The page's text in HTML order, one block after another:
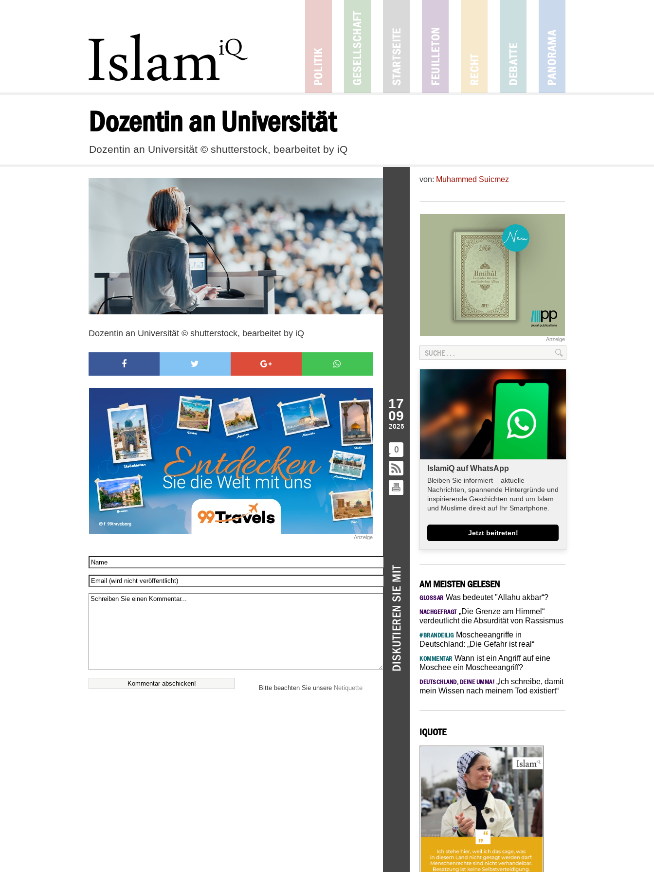
Dozentin an Universität
Dozentin an Universität © shutterstock, bearbeitet by iQ
17
09
2025
0
Dozentin an Universität © shutterstock, bearbeitet by iQ
Anzeige
Bitte beachten Sie unsere Netiquette
von: Muhammed Suicmez
Anzeige
IslamiQ auf WhatsApp
Bleiben Sie informiert – aktuelle
Nachrichten, spannende Hintergründe und
inspirierende Geschichten rund um Islam
und Muslime direkt auf Ihr Smartphone.
Jetzt beitreten!
AM MEISTEN GELESEN
GLOSSAR Was bedeutet "Allahu akbar“?
NACHGEFRAGT„Die Grenze am Himmel“
verdeutlicht die Absurdität von Rassismus
#BRANDEILIGMoscheeangriffe in
Deutschland: „Die Gefahr ist real“
KOMMENTAR Wann ist ein Angriff auf eine
Moschee ein Moscheeangriff?
DEUTSCHLAND, DEINE UMMA! „Ich schreibe, damit
mein Wissen nach meinem Tod existiert“
IQUOTE